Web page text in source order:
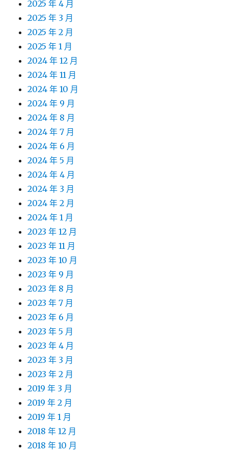
2025 年 4 月
2025 年 3 月
2025 年 2 月
2025 年 1 月
2024 年 12 月
2024 年 11 月
2024 年 10 月
2024 年 9 月
2024 年 8 月
2024 年 7 月
2024 年 6 月
2024 年 5 月
2024 年 4 月
2024 年 3 月
2024 年 2 月
2024 年 1 月
2023 年 12 月
2023 年 11 月
2023 年 10 月
2023 年 9 月
2023 年 8 月
2023 年 7 月
2023 年 6 月
2023 年 5 月
2023 年 4 月
2023 年 3 月
2023 年 2 月
2019 年 3 月
2019 年 2 月
2019 年 1 月
2018 年 12 月
2018 年 10 月